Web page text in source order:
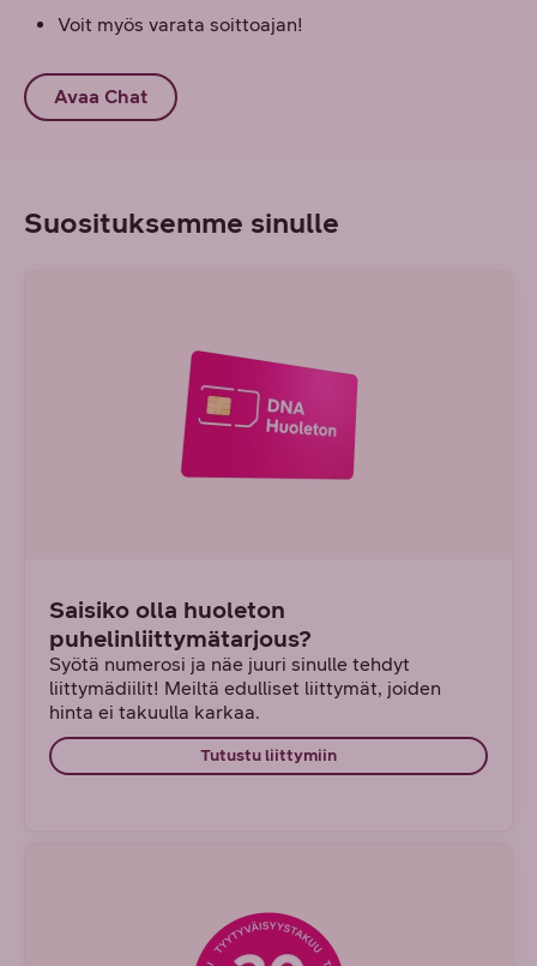
Voit myös varata soittoajan!
Avaa Chat
Suosituksemme sinulle
Saisiko olla huoleton
puhelinliittymätarjous?
Syötä numerosi ja näe juuri sinulle tehdyt
liittymädiilit! Meiltä edulliset liittymät, joiden
hinta ei takuulla karkaa.
Tutustu liittymiin